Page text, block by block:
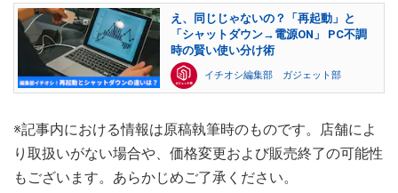
え、同じじゃないの？「再起動」と
「シャットダウン→電源ON」 PC不調
時の賢い使い分け術
イチオシ編集部 ガジェット部
※記事内における情報は原稿執筆時のものです。店舗によ
り取扱いがない場合や、価格変更および販売終了の可能性
もございます。あらかじめご了承ください。